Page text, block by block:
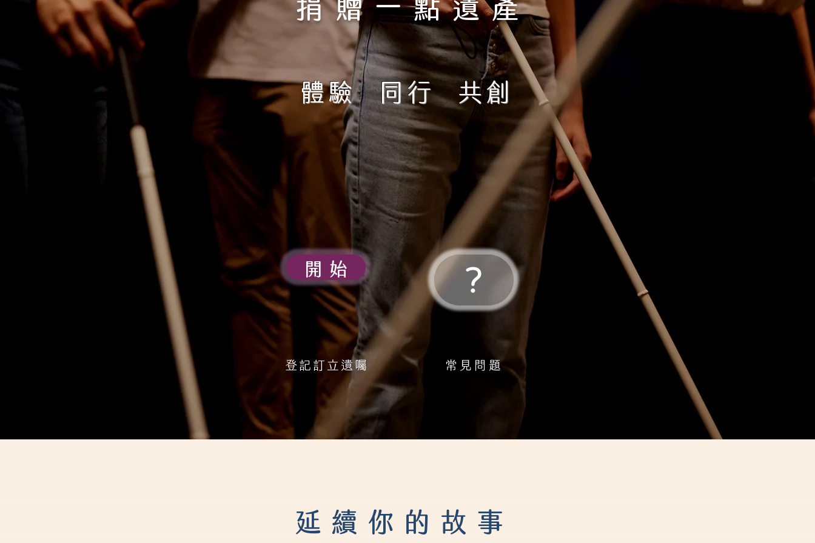
體驗 同行 共創
?
常見問題
開 始
登記訂立遺囑
延續你的故事